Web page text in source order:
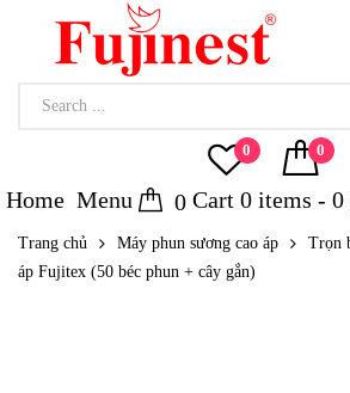
0 0
Home Menu 0 Cart 0 items - 0
Trang chủ Máy phun sương cao áp
Trọn
áp Fujitex (50 béc phun + cây gắn)